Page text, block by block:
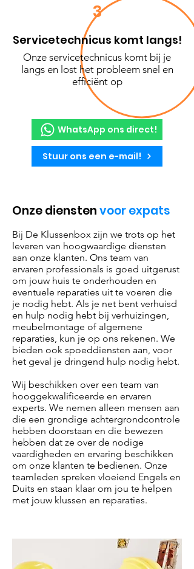
3
Servicetechnicus komt langs!
Onze servicetechnicus komt bij je
langs en lost het probleem snel en
efficiënt op
WhatsApp ons direct!
Stuur ons een e-mail!
Onze dienstenvoor expats
Bij De Klussenbox zijn we trots op het
leveren van hoogwaardige diensten
aan onze klanten. Ons team van
ervaren professionals is goed uitgerust
om jouw huis te onderhouden en
eventuele reparaties uit te voeren die
je nodig hebt. Als je net bent verhuisd
en hulp nodig hebt bij verhuizingen,
meubelmontage of algemene
reparaties, kun je op ons rekenen. We
bieden ook spoeddiensten aan, voor
het geval je dringend hulp nodig hebt.
Wij beschikken over een team van
hooggekwalificeerde en ervaren
experts. We nemen alleen mensen aan
die een grondige achtergrondcontrole
hebben doorstaan en die bewezen
hebben dat ze over de nodige
vaardigheden en ervaring beschikken
om onze klanten te bedienen. Onze
teamleden spreken vloeiend Engels en
Duits en staan klaar om jou te helpen
met jouw klussen en reparaties.